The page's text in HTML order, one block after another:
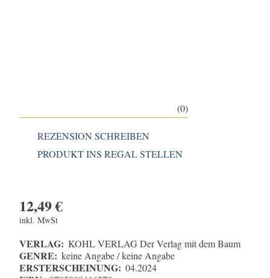
(0)
REZENSION SCHREIBEN
PRODUKT INS REGAL STELLEN
12,49€
inkl. MwSt
VERLAG: KOHL VERLAG Der Verlag mit dem Baum
GENRE: keine Angabe / keine Angabe
ERSTERSCHEINUNG: 04.2024